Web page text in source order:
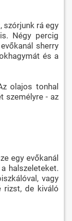
szórjunk rá egy
Négy percig
sherry
és a
olajos tonhal
személyre - az
egy evőkanál
halszeleteket.
vagy
rizst, de kiváló